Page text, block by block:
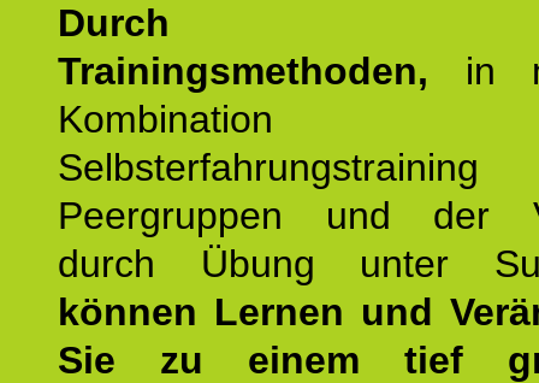
Durch
Trainingsmethoden, in
Peergruppen und der
durch Übung unter
können Lernen und
Sie zu einem tief